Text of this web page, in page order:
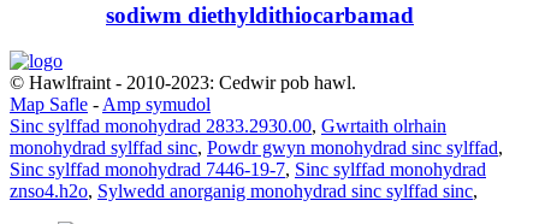
sodiwm diethyldithiocarbamad
© Hawlfraint - 2010-2023: Cedwir pob hawl.
Map Safle - Amp symudol
Sinc sylffad monohydrad 2833.2930.00, Gwrtaith olrhain
monohydrad sylffad sinc, Powdr gwyn monohydrad sinc sylffad,
Sinc sylffad monohydrad 7446-19-7, Sinc sylffad monohydrad
znso4.h2o, Sylwedd anorganig monohydrad sinc sylffad sinc,